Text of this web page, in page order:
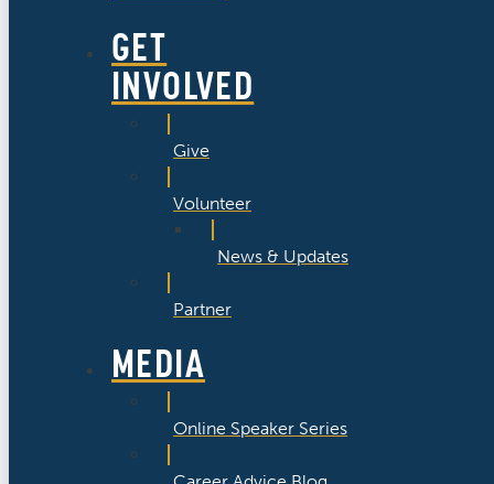
GET
INVOLVED
Give
Volunteer
News & Updates
Partner
MEDIA
Online Speaker Series